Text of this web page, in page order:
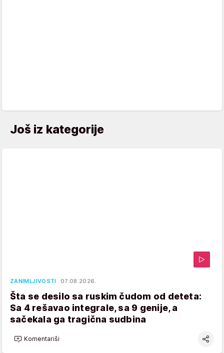
Još iz kategorije
ZANIMLJIVOSTI 07.08.2026.
Šta se desilo sa ruskim čudom od deteta:
Sa 4 rešavao integrale, sa 9 genije, a
sačekala ga tragična sudbina
Komentariši